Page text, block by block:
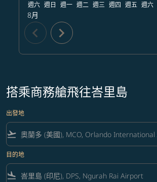
週六
8月
週日 週一 週二 週三 週四 週五 週六
chevron_left chevron_right
搭乘商務艙飛往峇里島
出發地
flight_takeoff
目的地
flight_land